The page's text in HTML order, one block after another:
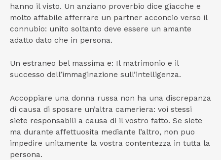
hanno il visto. Un anziano proverbio dice giacche e
molto affabile afferrare un partner acconcio verso il
connubio: unito soltanto deve essere un amante
adatto dato che in persona.
Un estraneo bel massima e: Il matrimonio e il
successo dell’immaginazione sull’intelligenza.
Accoppiare una donna russa non ha una discrepanza
di causa di sposare un’altra cameriera: voi stessi
siete responsabili a causa di il vostro fatto. Se siete
ma durante affettuosita mediante l’altro, non puo
impedire unitamente la vostra contentezza in tutta la
persona.